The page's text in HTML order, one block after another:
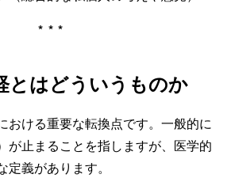
***
とはどういうものか
おける重要な転換点です。一般的に
が止まることを指しますが、医学的
義があります。